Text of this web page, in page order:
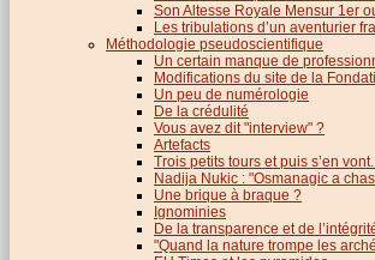
Son Altesse Royale Mensur 1er
Les tribulations d’un aventurier
Méthodologie pseudoscientifique
Un certain manque de
Modifications du site de la
Un peu de numérologie
De la crédulité
Vous avez dit "interview" ?
Artefacts
Trois petits tours et puis s’en
Nadija Nukic : "Osmanagic a
Une brique à braque ?
Ignominies
De la transparence et de
"Quand la nature trompe les